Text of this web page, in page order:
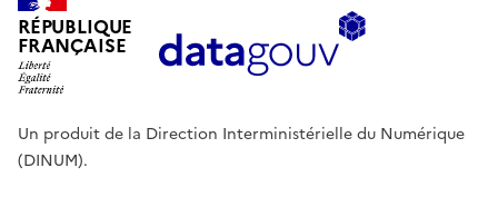
RÉPUBLIQUE
FRANÇAISE
Un produit de la Direction Interministérielle du Numérique
(DINUM).